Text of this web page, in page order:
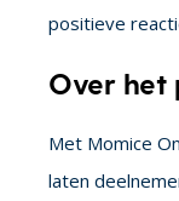
positieve
Over het
Met Momice
laten